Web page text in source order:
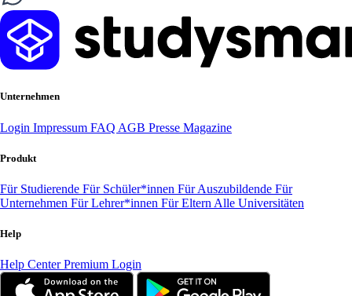
Unternehmen
Login Impressum FAQ AGB Presse Magazine
Produkt
Für Studierende Für Schüler*innen Für Auszubildende Für
Unternehmen Für Lehrer*innen Für Eltern Alle Universitäten
Help
Help CenterPremium Login